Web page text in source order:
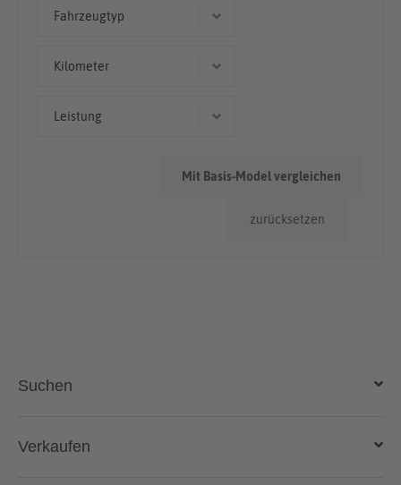
Fahrzeugtyp
Kilometer
Leistung
zurücksetzen
Mit Basis-Model vergleichen
Suchen
Auto kaufen
Verkaufen